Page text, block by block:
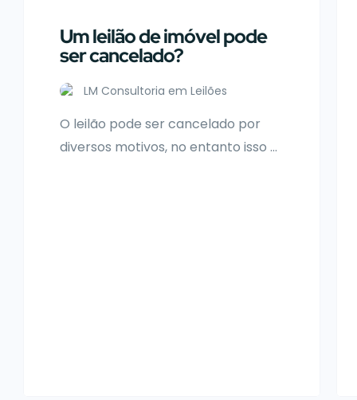
Um leilão de imóvel pode
ser cancelado?
LM Consultoria em Leilões
O leilão pode ser cancelado por
diversos motivos, no entanto isso é